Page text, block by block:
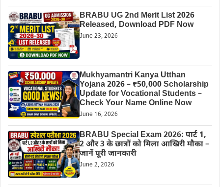
BRABU UG 2nd Merit List 2026
Released, Download PDF Now
June 23, 2026
Mukhyamantri Kanya Utthan
Yojana 2026 – ₹50,000 Scholarship
Update for Vocational Students –
Check Your Name Online Now
June 16, 2026
BRABU Special Exam 2026: पार्ट 1,
2 और 3 के छात्रों को मिला आखिरी मौका –
जानें पूरी जानकारी
June 2, 2026